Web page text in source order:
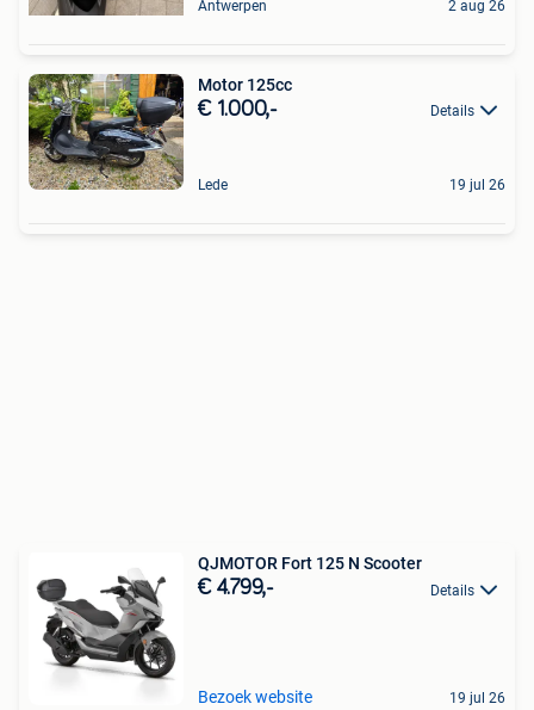
Antwerpen 2 aug 26
Motor 125cc
€ 1.000,- Details
Lede 19 jul 26
QJMOTOR Fort 125 N Scooter
€ 4.799,- Details
Bezoek website 19 jul 26